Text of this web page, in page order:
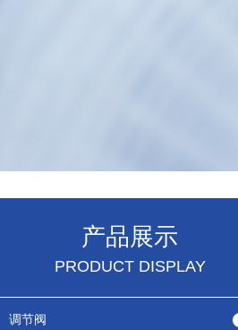
产品展示
PRODUCT DISPLAY
调节阀